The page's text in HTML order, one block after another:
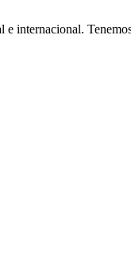
internacional.